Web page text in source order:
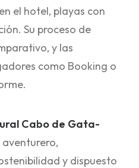
el hotel, playas con
Su proceso de
y las
como Booking o
Cabo de Gata-
y dispuesto